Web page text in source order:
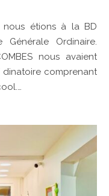
Ordinaire.
nous avaient
comprenant